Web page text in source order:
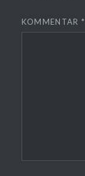
KOMMENTAR *